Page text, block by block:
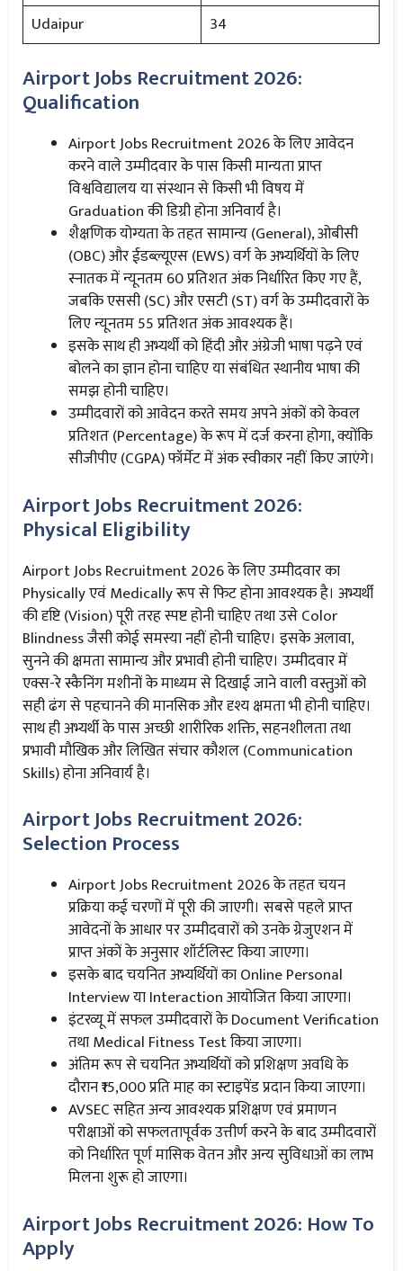
Udaipur
34
Airport Jobs Recruitment 2026:
Qualification
Airport Jobs Recruitment 2026 के लिए आवेदन
करने वाले उम्मीदवार के पास किसी मान्यता प्राप्त
विश्वविद्यालय या संस्थान से किसी भी विषय में
Graduation की डिग्री होना अनिवार्य है।
शैक्षणिक योग्यता के तहत सामान्य (General), ओबीसी
(OBC) और ईडब्ल्यूएस (EWS) वर्ग के अभ्यर्थियों के लिए
स्नातक में न्यूनतम 60 प्रतिशत अंक निर्धारित किए गए हैं,
जबकि एससी (SC) और एसटी (ST) वर्ग के उम्मीदवारों के
लिए न्यूनतम 55 प्रतिशत अंक आवश्यक हैं।
इसके साथ ही अभ्यर्थी को हिंदी और अंग्रेजी भाषा पढ़ने एवं
बोलने का ज्ञान होना चाहिए या संबंधित स्थानीय भाषा की
समझ होनी चाहिए।
उम्मीदवारों को आवेदन करते समय अपने अंकों को केवल
प्रतिशत (Percentage) के रूप में दर्ज करना होगा, क्योंकि
सीजीपीए (CGPA) फॉर्मेट में अंक स्वीकार नहीं किए जाएंगे।
Airport Jobs Recruitment 2026:
Physical Eligibility
Airport Jobs Recruitment 2026 के लिए उम्मीदवार का
Physically एवं Medically रूप से फिट होना आवश्यक है। अभ्यर्थी
की दृष्टि (Vision) पूरी तरह स्पष्ट होनी चाहिए तथा उसे Color
Blindness जैसी कोई समस्या नहीं होनी चाहिए। इसके अलावा,
सुनने की क्षमता सामान्य और प्रभावी होनी चाहिए। उम्मीदवार में
एक्स-रे स्कैनिंग मशीनों के माध्यम से दिखाई जाने वाली वस्तुओं को
सही ढंग से पहचानने की मानसिक और दृश्य क्षमता भी होनी चाहिए।
साथ ही अभ्यर्थी के पास अच्छी शारीरिक शक्ति, सहनशीलता तथा
प्रभावी मौखिक और लिखित संचार कौशल (Communication
Skills) होना अनिवार्य है।
Airport Jobs Recruitment 2026:
Selection Process
Airport Jobs Recruitment 2026 के तहत चयन
प्रक्रिया कई चरणों में पूरी की जाएगी। सबसे पहले प्राप्त
आवेदनों के आधार पर उम्मीदवारों को उनके ग्रेजुएशन में
प्राप्त अंकों के अनुसार शॉर्टलिस्ट किया जाएगा।
इसके बाद चयनित अभ्यर्थियों का Online Personal
Interview या Interaction आयोजित किया जाएगा।
इंटरव्यू में सफल उम्मीदवारों के Document Verification
तथा Medical Fitness Test किया जाएगा।
अंतिम रूप से चयनित अभ्यर्थियों को प्रशिक्षण अवधि के
दौरान ₹15,000 प्रति माह का स्टाइपेंड प्रदान किया जाएगा।
AVSEC सहित अन्य आवश्यक प्रशिक्षण एवं प्रमाणन
परीक्षाओं को सफलतापूर्वक उत्तीर्ण करने के बाद उम्मीदवारों
को निर्धारित पूर्ण मासिक वेतन और अन्य सुविधाओं का लाभ
मिलना शुरू हो जाएगा।
Airport Jobs Recruitment 2026: How To
Apply